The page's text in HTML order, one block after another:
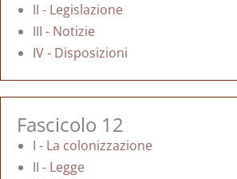
II - Legislazione
III - Notizie
IV - Disposizioni
Fascicolo 12
I - La colonizzazione
II - Legge